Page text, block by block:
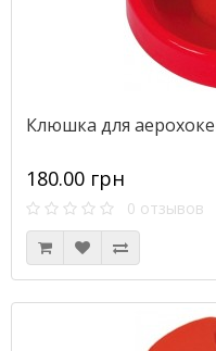
Клюшка для
180.00 грн
0 отзывов